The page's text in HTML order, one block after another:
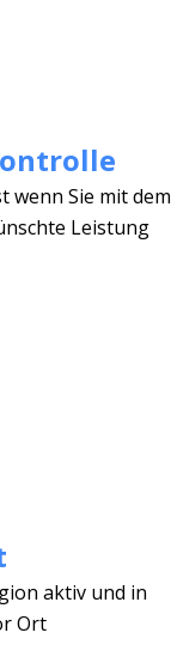
wenn Sie mit dem
Leistung
aktiv und in
Ort